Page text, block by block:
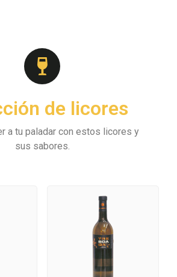
de licores
a tu paladar con estos licores y
sus sabores.